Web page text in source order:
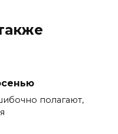
полагают,